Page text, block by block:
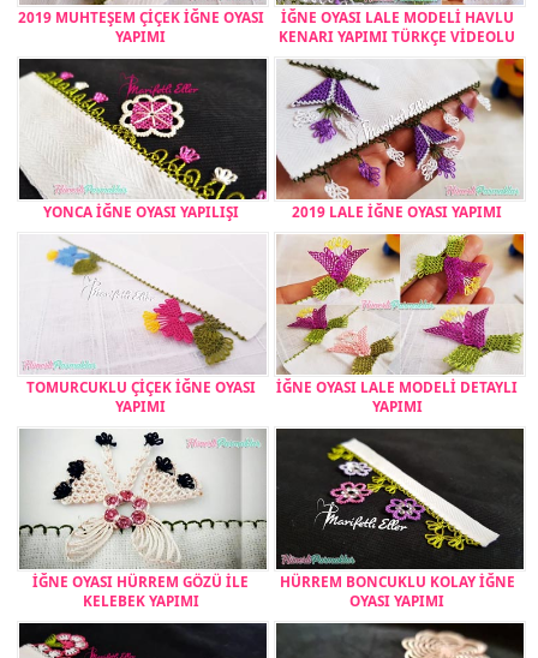
2019 MUHTEŞEM ÇİÇEK İĞNE OYASI
YAPIMI
İĞNE OYASI LALE MODELİ HAVLU
KENARI YAPIMI TÜRKÇE VİDEOLU
YONCA İĞNE OYASI YAPILIŞI 2019 LALE İĞNE OYASI YAPIMI
TOMURCUKLU ÇİÇEK İĞNE OYASI
YAPIMI
İĞNE OYASI LALE MODELİ DETAYLI
YAPIMI
İĞNE OYASI HÜRREM GÖZÜ İLE
KELEBEK YAPIMI
HÜRREM BONCUKLU KOLAY İĞNE
OYASI YAPIMI